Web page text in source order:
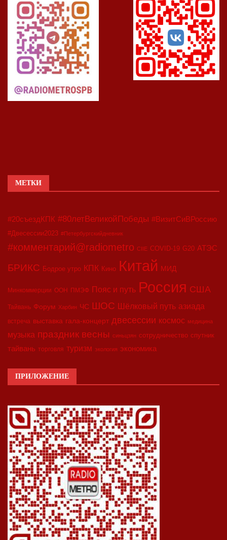
МЕТКИ
#20съездКПК #80летВеликойПобеды #ВизитСиВРоссию
#Двесессии2023 #Петербургскийдневник
#комментарий@radiometro CIIE COVID-19 G20 АТЭС
БРИКС Бодрое утро КПК Кино Китай МИД
Минкоммерции ООН ПМЭФ Пояс и путь Россия США
Тайвань Форум Харбин ЧС ШОС Шёлковый путь азиада
встреча выставка гала-концерт двесессии космос медицина
музыка праздник весны синьцзян сотрудничество спутник
тайвань торговля туризм экология экономика
ПРИЛОЖЕНИЕ